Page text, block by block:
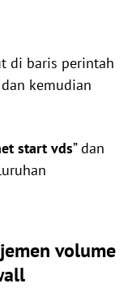
di baris perintah
kemudian
start vds” dan
volume